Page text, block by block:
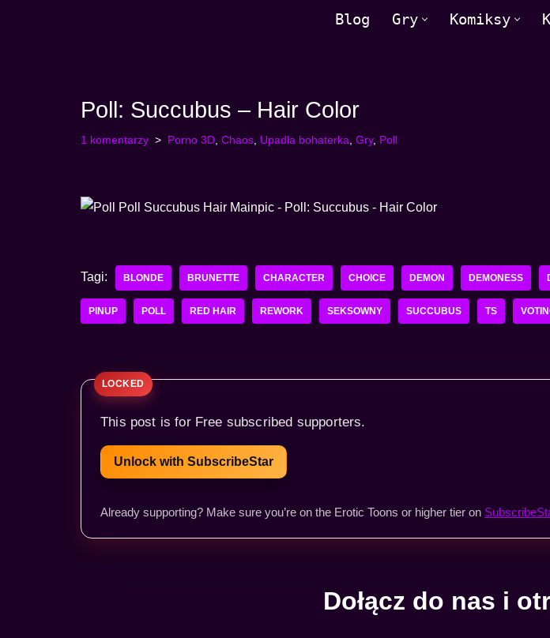
Blog Gry Komiksy
Poll: Succubus – Hair Color
1 komentarzy Porno 3D Chaos Upadła bohaterka Gry, Poll
Tagi: BLONDE BRUNETTE CHARACTER CHOICE DEMON DEMONESS
PINUP POLL RED HAIR REWORK SEKSOWNY SUCCUBUS TS
This post is for Free subscribed supporters.
Unlock with SubscribeStar
Already supporting? Make sure you’re on the Erotic Toons or higher tier on
Dołącz do nas i